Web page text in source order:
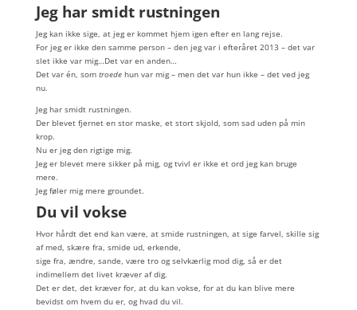
Jeg har smidt rustningen
Jeg kan ikke sige, at jeg er kommet hjem igen efter en lang rejse.
For jeg er ikke den samme person – den jeg var i efteråret 2013 – det var
slet ikke var mig…Det var en anden…
Det var én, som troedehun var mig – men det var hun ikke – det ved jeg
nu.
Jeg har smidt rustningen.
Der blevet fjernet en stor maske, et stort skjold, som sad uden på min
krop.
Nu er jeg den rigtige mig.
Jeg er blevet mere sikker på mig, og tvivl er ikke et ord jeg kan bruge
mere.
Jeg føler mig mere groundet.
Du vil vokse
Hvor hårdt det end kan være, at smide rustningen, at sige farvel, skille sig
af med, skære fra, smide ud, erkende,
sige fra, ændre, sande, være tro og selvkærlig mod dig, så er det
indimellem det livet kræver af dig.
Det er det, det kræver for, at du kan vokse, for at du kan blive mere
bevidst om hvem du er, og hvad du vil.